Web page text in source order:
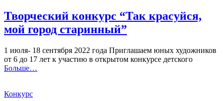
Творческий конкурс “Так красуйся,
мой город старинный”
1 июля- 18 сентября 2022 года Приглашаем юных художников
от 6 до 17 лет к участию в открытом конкурсе детского
Больше…
Конкурс